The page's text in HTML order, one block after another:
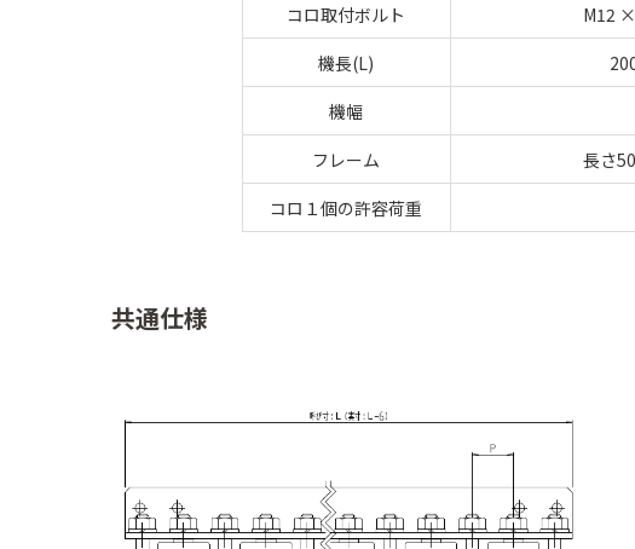
コロ取付ボルト
M12
機長(L)
機幅
フレーム
長さ
コロ１個の許容荷重
共通仕様